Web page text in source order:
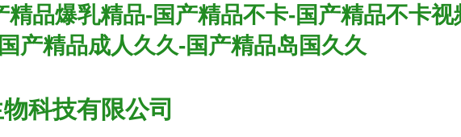
精品爆乳精品-国产精品不卡-国产精品不卡
产精品成人久久-国产精品岛国久久
科技有限公司